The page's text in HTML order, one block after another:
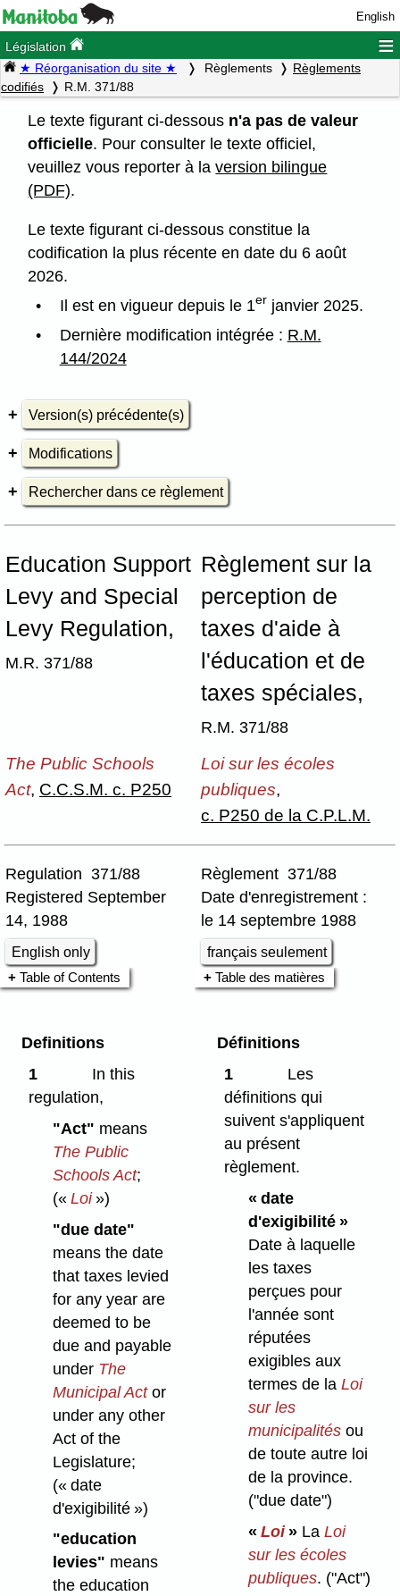
English
Législation ≡
★ Réorganisation du site ★ Règlements
Règlements
codifiés
R.M. 371/88
Le texte figurant ci-dessous n'a pas de valeur
officielle. Pour consulter le texte officiel,
veuillez vous reporter à laversion bilingue
(PDF).
Le texte figurant ci-dessous constitue la
codification la plus récente en date du 6 août
2026.
Il est en vigueur depuis le 1er janvier 2025.
Dernière modification intégrée : R.M.
144/2024
Version(s) précédente(s)
Modifications
Rechercher dans ce règlement
Education Support
Levy and Special
Levy Regulation,
M.R. 371/88
Règlement sur la
perception de
taxes d'aide à
l'éducation et de
taxes spéciales,
R.M. 371/88
The Public Schools
Act, C.C.S.M. c. P250
Loi sur les écoles
publiques,
c. P250 de la C.P.L.M.
Regulation 371/88
Registered September
14, 1988
English only
Règlement 371/88
Date d'enregistrement :
le 14 septembre 1988
français seulement
Table of Contents
Table des matières
Definitions
1
In this
regulation,
"Act" means
The Public
Schools Act;
(« Loi»)
"due date"
means the date
that taxes levied
for any year are
deemed to be
due and payable
under The
Municipal Actor
under any other
Act of the
Legislature;
(« date
d'exigibilité »)
"education
levies" means
the education
Définitions
1
Les
définitions qui
suivent s'appliquent
au présent
règlement.
« date
d'exigibilité »
Date à laquelle
les taxes
perçues pour
l'année sont
réputées
exigibles aux
termes de la Loi
sur les
municipalitésou
de toute autre loi
de la province.
("due date")
« Loi»La Loi
sur les écoles
publiques. ("Act")